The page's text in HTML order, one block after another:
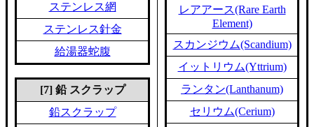
ステンレス網
ステンレス針金
給湯器蛇腹
[7] 鉛 スクラップ
鉛スクラップ
レアアース(Rare Earth
Element)
スカンジウム(Scandium)
イットリウム(Yttrium)
ランタン(Lanthanum)
セリウム(Cerium)